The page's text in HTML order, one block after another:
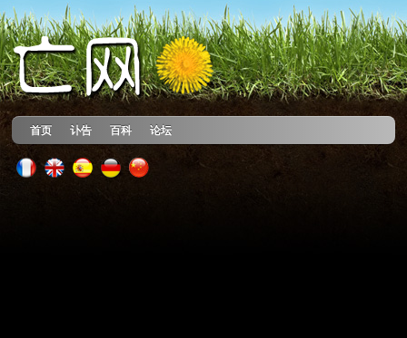
首页 讣告 百科 论坛